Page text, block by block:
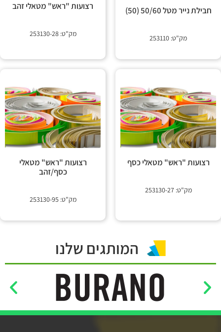
חבילת נייר מטל 50/60 (50)
מק"ט: 253110
רצועות "ראש" מטאלי זהב
מק"ט: 253130-28
רצועות "ראש" מטאלי כסף
מק"ט: 253130-27
רצועות "ראש" מטאלי
כסף/זהב
מק"ט: 253130-95
המותגים שלנו